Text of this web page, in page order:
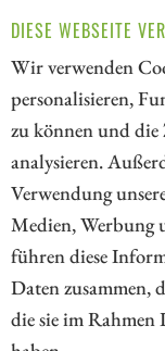
DIESE WEBSEITE
Wir verwenden
personalisieren,
zu können und die
analysieren.
Verwendung
Medien, Werbung
führen diese
Daten zusammen,
die sie im
Wachstumstreiber
die Aktien näher
ZUM KOMMENTAR
//
Investoren und
und